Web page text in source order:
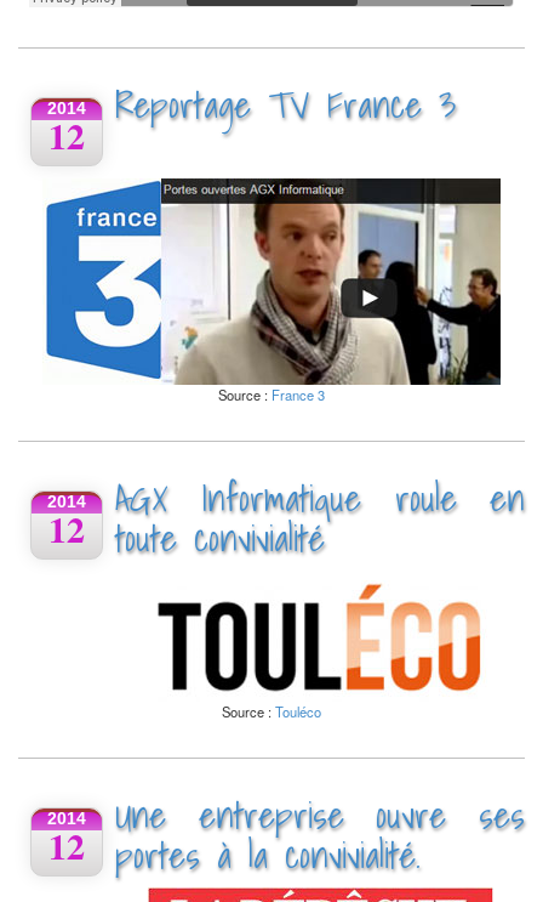
2014
12
Reportage TV France 3
Source : France 3
2014
12
AGX Informatique roule en
toute convivialité
Source :Touléco
2014
12
Une entreprise ouvre ses
portes à la convivialité.